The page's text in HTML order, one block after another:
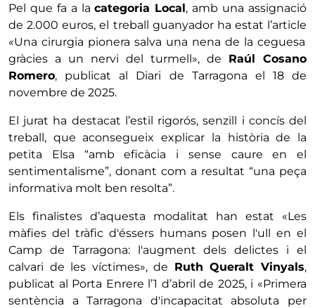
Pel que fa a lacategoria Local, amb una assignació
de 2.000 euros, el treball guanyador ha estat l’article
«Una cirurgia pionera salva una nena de la ceguesa
gràcies a un nervi del turmell», de Raúl Cosano
Romero, publicat al Diari de Tarragona el 18 de
novembre de 2025.
El jurat ha destacat l’estil rigorós, senzill i concís del
treball, que aconsegueix explicar la història de la
petita Elsa “amb eficàcia i sense caure en el
sentimentalisme”, donant com a resultat “una peça
informativa molt ben resolta”.
Els finalistes d’aquesta modalitat han estat «Les
màfies del tràfic d'éssers humans posen l'ull en el
Camp de Tarragona: l'augment dels delictes i el
calvari de les víctimes», de Ruth Queralt Vinyals,
publicat al Porta Enrere l’1 d’abril de 2025, i «Primera
sentència a Tarragona d'incapacitat absoluta per